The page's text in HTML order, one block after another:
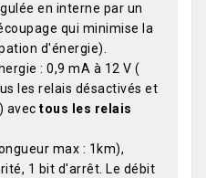
en interne par un
qui minimise la
d'énergie).
: 0,9 mA à 12 V (
les relais désactivés et
) avec tous les relais
max : 1km),
1 bit d'arrêt. Le débit